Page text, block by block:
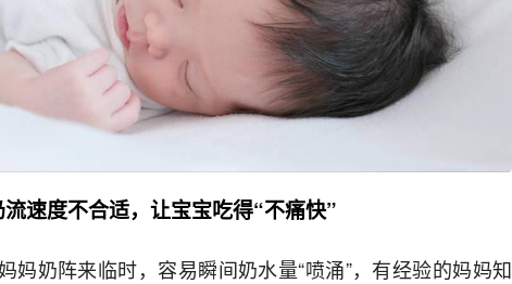
速度不合适，让宝宝吃得“不痛快”
妈妈奶阵来临时，容易瞬间奶水量“喷涌”，有经验的妈妈知